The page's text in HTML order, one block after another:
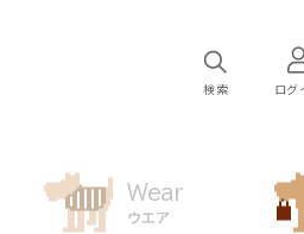
検索 ログ
Wear
ウエア